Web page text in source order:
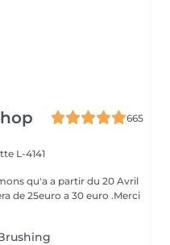
665
L-4141
qu'a a partir du 20 Avril
de 25euro a 30 euro .Merci